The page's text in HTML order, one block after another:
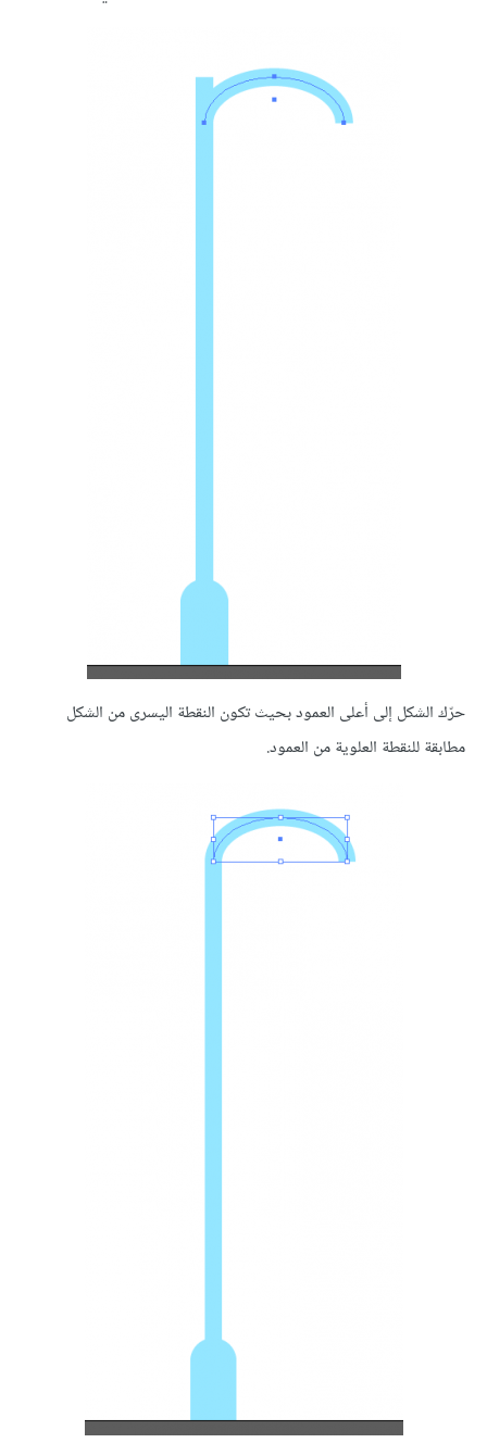
حرّك الشكل إلى أعلى العمود بحيث تكون النقطة اليسرى من الشكل
مطابقة للنقطة العلوية من العمود.